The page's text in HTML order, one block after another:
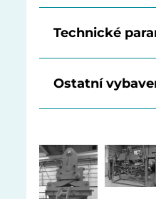
Technické
Ostatní